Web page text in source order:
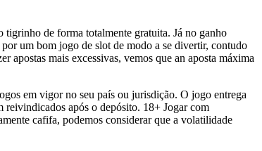
tigrinho de forma totalmente gratuita. Já no ganho
um bom jogo de slot de modo a se divertir, contudo
apostas mais excessivas, vemos que an aposta máxima
em vigor no seu país ou jurisdição. O jogo entrega
reivindicados após o depósito. 18+ Jogar com
cafifa, podemos considerar que a volatilidade